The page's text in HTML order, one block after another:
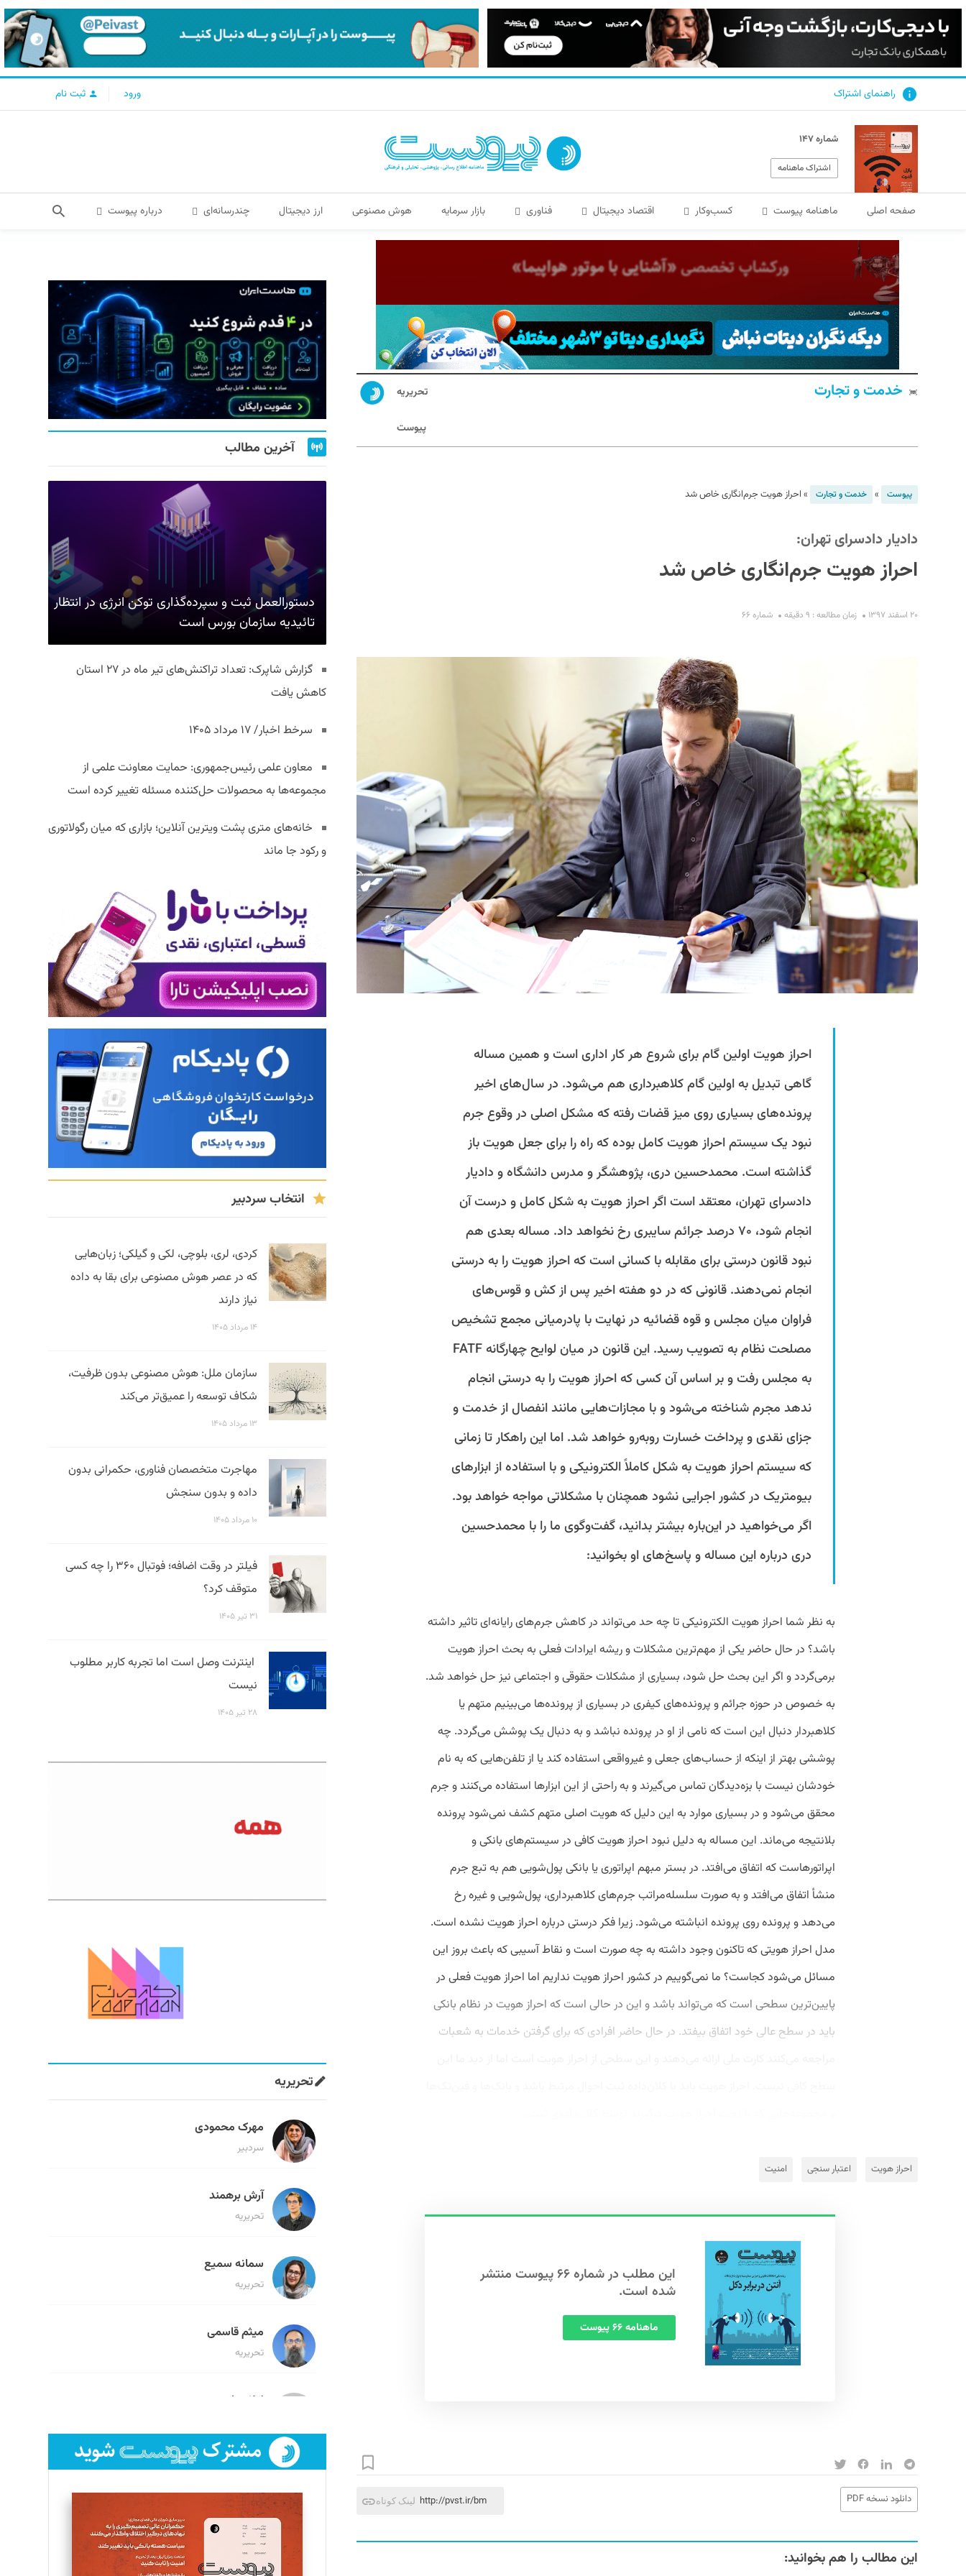
راهنمای اشتراک ورود ثبت نام
شماره ۱۴۷
اشتراک ماهنامه
صفحه اصلی ماهنامه پیوست کسب‌و‌کار اقتصاد دیجیتال فناوری بازار سرمایه هوش مصنوعی ارز دیجیتال چندرسانه‌ای درباره پیوست
خدمت و تجارت تحریریه
پیوست
پیوست » خدمت و تجارت » احراز هویت جرم‌انگاری خاص شد
دادیار دادسرای تهران:
احراز هویت جرم‌انگاری خاص شد
۲۰ اسفند ۱۳۹۷ زمان مطالعه : ۹ دقیقه شماره ۶۶
احراز هویت اولین گام برای شروع هر کار اداری است و همین مساله
گاهی تبدیل به اولین گام کلاهبرداری هم می‌شود. در سال‌های اخیر
پرونده‌های بسیاری روی میز قضات رفته که مشکل اصلی در وقوع جرم
نبود یک سیستم احراز هویت کامل بوده که راه را برای جعل هویت باز
گذاشته است. محمدحسین دری، پژوهشگر و مدرس دانشگاه و دادیار
دادسرای تهران، معتقد است اگر احراز هویت به شکل کامل و درست آن
انجام شود، ۷۰ درصد جرائم سایبری رخ نخواهد داد. مساله بعدی هم
نبود قانون درستی برای مقابله با کسانی است که احراز هویت را به درستی
انجام نمی‌دهند. قانونی که در دو هفته اخیر پس از کش و قوس‌های
فراوان میان مجلس و قوه قضائیه در نهایت با پادرمیانی مجمع تشخیص
مصلحت نظام به تصویب رسید. این قانون در میان لوایح چهارگانه FATF
به مجلس رفت و بر اساس آن کسی که احراز هویت را به درستی انجام
ندهد مجرم شناخته می‌شود و با مجازات‌هایی مانند انفصال از خدمت و
جزای نقدی و پرداخت خسارت روبه‌رو خواهد شد. اما این راهکار تا زمانی
که سیستم احراز هویت به شکل کاملاً الکترونیکی و با استفاده از ابزارهای
بیومتریک در کشور اجرایی نشود همچنان با مشکلاتی مواجه خواهد بود.
اگر می‌خواهید در این‌باره بیشتر بدانید، گفت‌وگوی ما را با محمدحسین
دری درباره این مساله و پاسخ‌های او بخوانید:
به نظر شما احراز هویت الکترونیکی تا چه حد می‌تواند در کاهش جرم‌های رایانه‌ای تاثیر داشته
باشد؟ در حال حاضر یکی از مهم‌ترین مشکلات و ریشه ایرادات فعلی به بحث احراز هویت
برمی‌گردد و اگر این بحث حل شود، بسیاری از مشکلات حقوقی و اجتماعی نیز حل خواهد شد.
به خصوص در حوزه جرائم و پرونده‌های کیفری در بسیاری از پرونده‌ها می‌بینیم متهم یا
کلاهبردار دنبال این است که نامی از او در پرونده نباشد و به دنبال یک پوشش می‌گردد. چه
پوششی بهتر از اینکه از حساب‌های جعلی و غیرواقعی استفاده کند یا از تلفن‌هایی که به نام
خودشان نیست با بزه‌دیدگان تماس می‌گیرند و به راحتی از این ابزارها استفاده می‌کنند و جرم
محقق می‌شود و در بسیاری موارد به این دلیل که هویت اصلی متهم کشف نمی‌شود پرونده
بلانتیجه می‌ماند. این مساله به دلیل نبود احراز هویت کافی در سیستم‌های بانکی و
اپراتورهاست که اتفاق می‌افتد. در بستر مبهم اپراتوری یا بانکی پول‌شویی هم به تبع جرم
منشأ اتفاق می‌افتد و به صورت سلسله‌مراتب جرم‌های کلاهبرداری، پول‌شویی و غیره رخ
می‌دهد و پرونده روی پرونده انباشته می‌شود. زیرا فکر درستی درباره احراز هویت نشده است.
مدل احراز هویتی که تاکنون وجود داشته به چه صورت است و نقاط آسیبی که باعث بروز این
مسائل می‌شود کجاست؟ ما نمی‌گوییم در کشور احراز هویت نداریم اما احراز هویت فعلی در
پایین‌ترین سطحی است که می‌تواند باشد و این در حالی است که احراز هویت در نظام بانکی
باید در سطح عالی خود اتفاق بیفتد. در حال حاضر افرادی که برای گرفتن خدمات به شعبات
احراز هویت اعتبار سنجی امنیت
این مطلب در شماره ۶۶ پیوست منتشر
شده است.
ماهنامه ۶۶ پیوست
دانلود نسخه PDF لینک کوتاه http://pvst.ir/bm
این مطالب را هم بخوانید:
آخرین مطالب
دستورالعمل ثبت و سپرده‌گذاری توکن انرژی در انتظار
تائیدیه سازمان بورس است
گزارش شاپرک: تعداد تراکنش‌های تیر ماه در ۲۷ استان‌
کاهش یافت
سرخط اخبار/ ۱۷ مرداد ۱۴۰۵
معاون علمی رئیس‌جمهوری: حمایت معاونت علمی از
مجموعه‌ها به محصولات حل‌کننده مسئله تغییر کرده است
خانه‌های متری پشت ویترین آنلاین؛ بازاری که میان رگولاتوری
و رکود جا ماند
انتخاب سردبیر
کردی، لری، بلوچی، لکی و گیلکی؛ زبان‌هایی
که در عصر هوش مصنوعی برای بقا به داده
نیاز دارند
۱۴ مرداد ۱۴۰۵
سازمان ملل: هوش مصنوعی بدون ظرفیت،
شکاف توسعه را عمیق‌تر می‌کند
۱۳ مرداد ۱۴۰۵
مهاجرت متخصصان فناوری، حکمرانی بدون
داده و بدون سنجش
۱۰ مرداد ۱۴۰۵
فیلتر در وقت اضافه؛ فوتبال ۳۶۰ را چه کسی
متوقف کرد؟
۳۱ تیر ۱۴۰۵
اینترنت وصل است اما تجربه کاربر مطلوب
نیست
۲۸ تیر ۱۴۰۵
تحریریه
مهرک محمودی
سردبیر
آرش برهمند
تحریریه
سمانه سمیع
تحریریه
میثم قاسمی
تحریریه
لیلا حنارود
فائزه فتحی رستمی
تحریریه
سروش کرمیان
تحریریه